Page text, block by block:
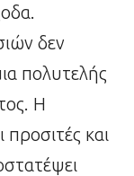
δεν
πολυτελής
Η
προσιτές και